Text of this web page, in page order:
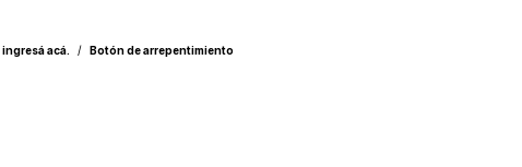
ingresá acá. / Botón de arrepentimiento